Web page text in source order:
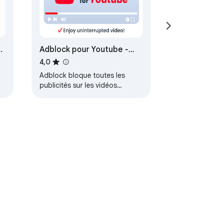
Adblock pour Youtube -
outil de blocage des
publicités
4,0
Adblock bloque toutes les
publicités sur les vidéos